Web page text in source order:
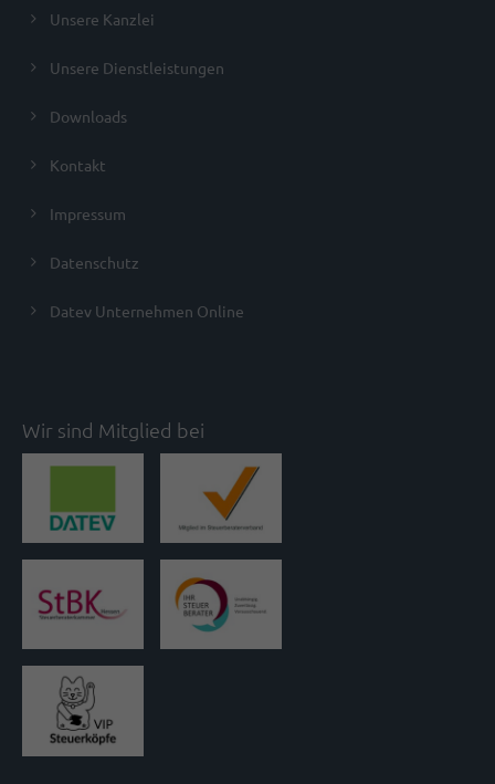
Unsere Kanzlei
Unsere Dienstleistungen
Downloads
Kontakt
Impressum
Datenschutz
Datev Unternehmen Online
Wir sind Mitglied bei